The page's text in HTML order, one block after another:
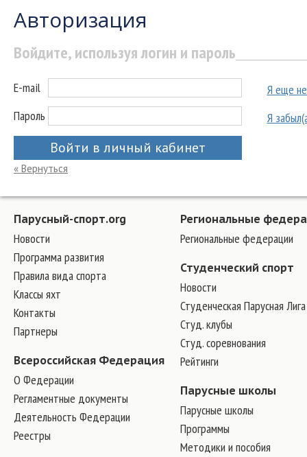
Авторизация
Войдите, используя логин и пароль
E-mail
Пароль
Войти в личный кабинет
Я еще не
Я
« Вернуться
Парусный-спорт.org
Новости
Программа развития
Правила вида спорта
Классы яхт
Контакты
Партнеры
Всероссийская Федерация
О Федерации
Регламентные документы
Деятельность Федерации
Реестры
Региональные
Региональные федерации
Студенческий спорт
Новости
Студенческая Парусная Лига
Студ. клубы
Студ. соревнования
Рейтинги
Парусные школы
Парусные школы
Программы
Методики и пособия